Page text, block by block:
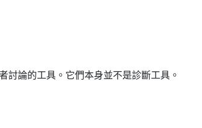
討論的工具。它們本身並不是診斷工具。